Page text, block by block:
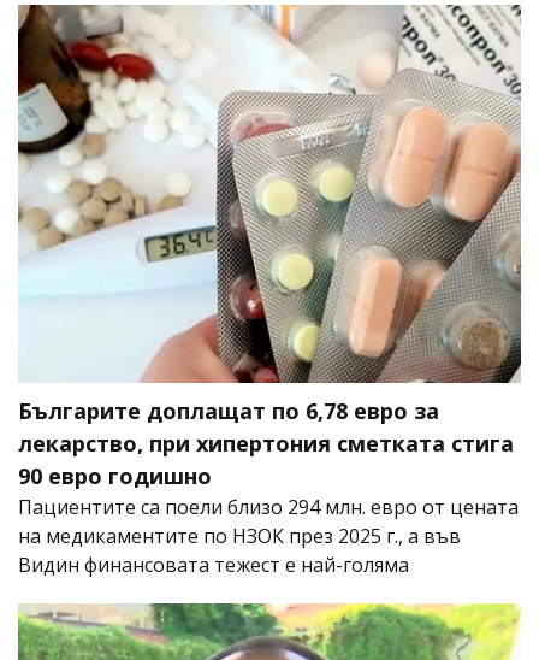
Българите доплащат по 6,78 евро за
лекарство, при хипертония сметката стига
90 евро годишно
Пациентите са поели близо 294 млн. евро от цената
на медикаментите по НЗОК през 2025 г., а във
Видин финансовата тежест е най-голяма